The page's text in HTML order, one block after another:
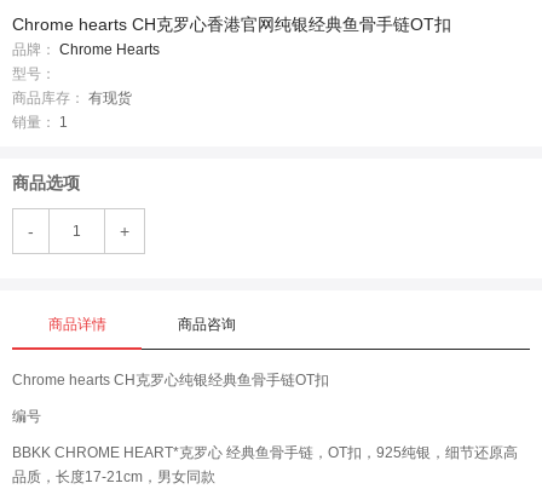
Chrome hearts CH克罗心香港官网纯银经典鱼骨手链OT扣
品牌： Chrome Hearts
型号：
商品库存： 有现货
销量：
1
商品选项
- +
商品详情 商品咨询
Chrome hearts CH克罗心纯银经典鱼骨手链OT扣
编号
BBKK CHROME HEART*克罗心 经典鱼骨手链，OT扣，925纯银，细节还原高
品质，长度17-21cm，男女同款